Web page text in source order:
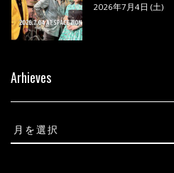
2026年7月4日 (土)
Arhieves
Arhieves